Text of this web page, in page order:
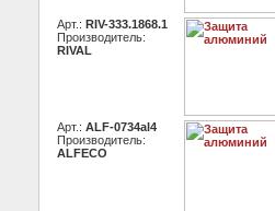
Арт.: RIV-333.1868.1
Производитель:
RIVAL
Арт.: ALF-0734al4
Производитель:
ALFECO